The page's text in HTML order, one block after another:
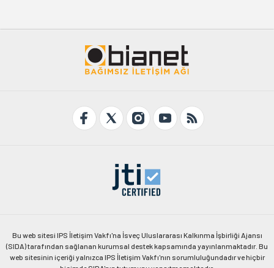
Bu web sitesi IPS İletişim Vakfı'na İsveç Uluslararası Kalkınma İşbirliği Ajansı
(SIDA) tarafından sağlanan kurumsal destek kapsamında yayınlanmaktadır. Bu
web sitesinin içeriği yalnızca IPS İletişim Vakfı'nın sorumluluğundadır ve hiçbir